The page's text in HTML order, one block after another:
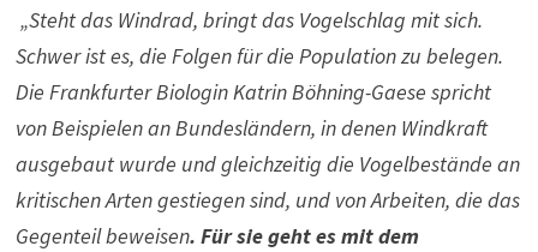
„Steht das Windrad, bringt das Vogelschlag mit sich.
Schwer ist es, die Folgen für die Population zu belegen.
Die Frankfurter Biologin Katrin Böhning-Gaese spricht
von Beispielen an Bundesländern, in denen Windkraft
ausgebaut wurde und gleichzeitig die Vogelbestände an
kritischen Arten gestiegen sind, und von Arbeiten, die das
Gegenteil beweisen. Für sie geht es mit dem